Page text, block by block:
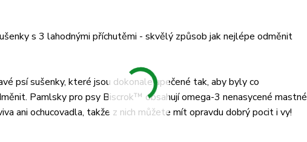
s 3 lahodnými příchutěmi - skvělý způsob jak nejlépe odměnit
psí sušenky, které jsou dokonale upečené tak, aby byly co
Pamlsky pro psy Biscrok™ obsahují omega-3 nenasycené mastné
ani ochucovadla, takže z nich můžete mít opravdu dobrý pocit i vy!